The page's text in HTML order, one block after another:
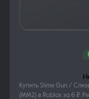
Купить Slime Gun /
(MM2) в Roblox за 6 ₽.